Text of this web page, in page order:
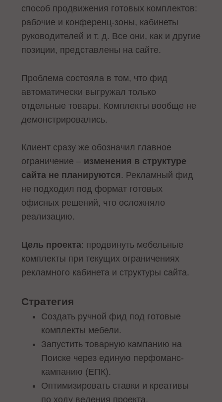
способ продвижения готовых комплектов:
рабочие и конференц-зоны, кабинеты
руководителей и т. д. Все они, как и другие
позиции, представлены на сайте.
Проблема состояла в том, что фид
автоматически выгружал только
отдельные товары. Комплекты вообще не
демонстрировались.
Клиент сразу же обозначил главное
ограничение – изменения в структуре
сайта не планируются . Рекламный фид
не подходил под формат готовых
офисных решений, что осложняло
реализацию.
Цель проекта: продвинуть мебельные
комплекты при текущих ограничениях
рекламного кабинета и структуры сайта.
Стратегия
Создать ручной фид под готовые
комплекты мебели.
Запустить товарную кампанию на
Поиске через единую перфоманс-
кампанию (ЕПК).
Оптимизировать ставки и креативы
по ходу ведения проекта.